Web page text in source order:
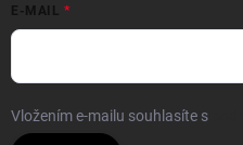
E-MAIL
Vložením e-mailu souhlasíte s